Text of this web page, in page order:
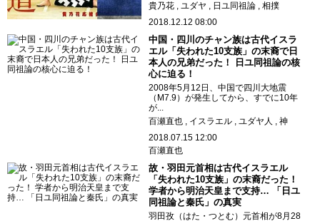
貴乃花
ユダヤ 日ユ同祖論
相撲
2018.12.12 08:00
中国・四川のチャン族は古代イスラ
エル「失われた10支族」の末裔で日
本人の兄弟だった！ 日ユ同祖論の核
心に迫る！
2008年5月12日、中国で四川大地震
（M7.9）が発生してから、すでに10年
が...
百瀬直也
イスラエル ユダヤ人
神
2018.07.15 12:00
百瀬直也
故・羽田元首相は古代イスラエル
「失われた10支族」の末裔だった！
学者から明治天皇まで支持… 「日ユ
同祖論と秦氏」の真実
羽田孜（はた・つとむ）元首相が8月28